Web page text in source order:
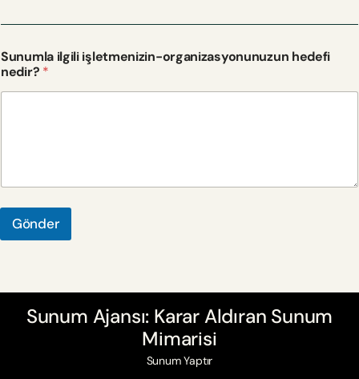
Sunumla ilgili işletmenizin-organizasyonunuzun hedefi
nedir? *
Gönder
Sunum Ajansı: Karar Aldıran Sunum
Mimarisi
Sunum Yaptır